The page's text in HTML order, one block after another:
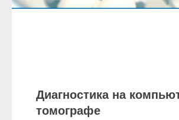
Диагностика на
томографе